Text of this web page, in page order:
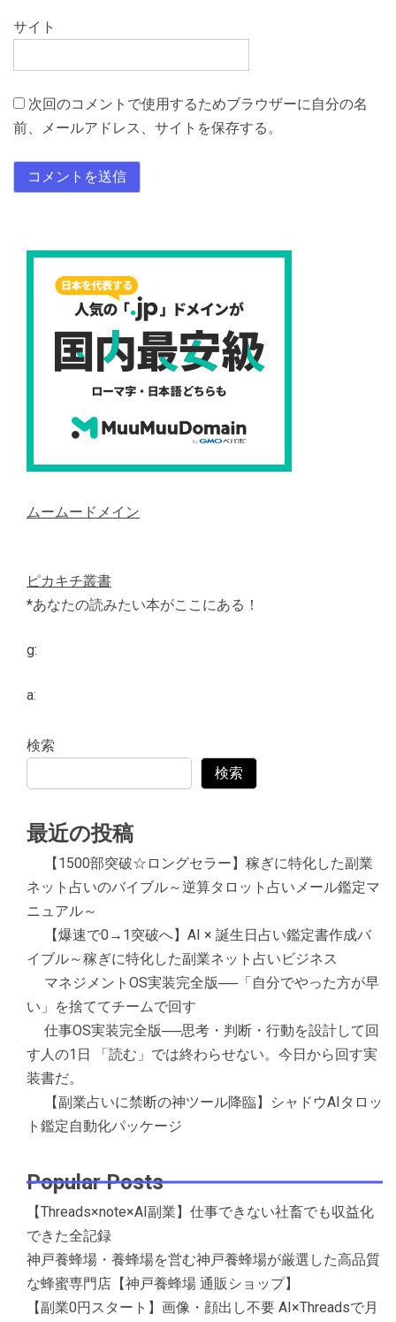
サイト
次回のコメントで使用するためブラウザーに自分の名
前、メールアドレス、サイトを保存する。
ムームードメイン
ピカキチ叢書
*あなたの読みたい本がここにある！
g:
a:
検索
検索
最近の投稿
【1500部突破☆ロングセラー】稼ぎに特化した副業
ネット占いのバイブル～逆算タロット占いメール鑑定マ
ニュアル～
【爆速で0→1突破へ】AI × 誕生日占い鑑定書作成バ
イブル～稼ぎに特化した副業ネット占いビジネス
マネジメントOS実装完全版──「自分でやった方が早
い」を捨ててチームで回す
仕事OS実装完全版──思考・判断・行動を設計して回
す人の1日 「読む」では終わらせない。今日から回す実
装書だ。
【副業占いに禁断の神ツール降臨】シャドウAIタロッ
ト鑑定自動化パッケージ
Popular Posts
【Threads×note×AI副業】仕事できない社畜でも収益化
できた全記録
神戸養蜂場・養蜂場を営む神戸養蜂場が厳選した高品質
な蜂蜜専門店【神戸養蜂場 通販ショップ】
【副業0円スタート】画像・顔出し不要 AI×Threadsで月